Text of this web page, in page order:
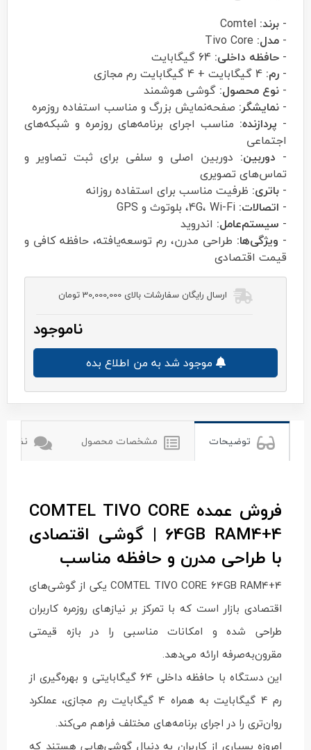
- برند:
- مدل:
- حافظه داخلی:
- رم:
- نوع محصول: گوشی هوشمند
- نمایشگر: صفحه‌نمایش بزرگ و مناسب استفاده روزمره
- پردازنده: مناسب اجرای برنامه‌های روزمره و شبکه‌های
اجتماعی
- دوربین: دوربین اصلی و سلفی برای ثبت تصاویر و
تماس‌های تصویری
- باتری: ظرفیت مناسب برای استفاده روزانه
- اتصالات:
- سیستم‌عامل: اندروید
- ویژگی‌ها: طراحی مدرن، رم توسعه‌یافته، حافظه کافی و
قیمت اقتصادی
ارسال رایگان سفارشات بالای 30,000,000 تومان
ناموجود
توضیحات مشخصات محصول نظرات
فروش عمده COMTEL TIVO CORE
64GB RAM4+4 | گوشی اقتصادی
با طراحی مدرن و حافظه مناسب
COMTEL TIVO CORE 64GB RAM4+4 یکی از گوشی‌های
اقتصادی بازار است که با تمرکز بر نیازهای روزمره کاربران
طراحی شده و امکانات مناسبی را در بازه قیمتی
مقرون‌به‌صرفه ارائه می‌دهد.
این دستگاه با حافظه داخلی 64 گیگابایتی و بهره‌گیری از
رم 4 گیگابایت به همراه 4 گیگابایت رم مجازی، عملکرد
روان‌تری را در اجرای برنامه‌های مختلف فراهم می‌کند.
امروزه بسیاری از کاربران به دنبال گوشی‌هایی هستند که